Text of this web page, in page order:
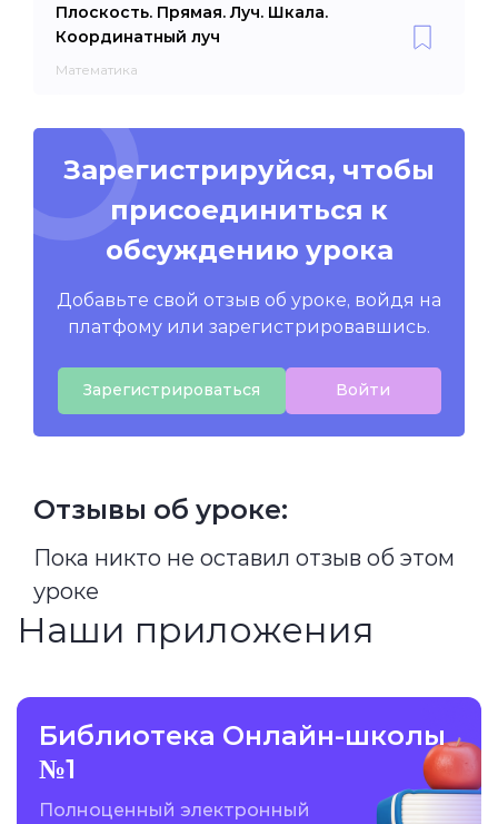
Плоскость. Прямая. Луч. Шкала.
Координатный луч
Математика
Зарегистрируйся, чтобы
присоединиться к
обсуждению урока
Добавьте свой отзыв об уроке, войдя на
платфому или зарегистрировавшись.
Зарегистрироваться Войти
Отзывы об уроке:
Пока никто не оставил отзыв об этом
уроке
Наши приложения
Библиотека Онлайн-школы
№1
Полноценный электронный